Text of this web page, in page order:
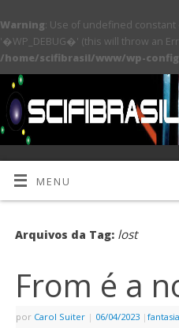
Warning: Use of undefined
'�WP_DEBUG�' (this will throw an
/home/scifibrasil/www/wp-
MENU
Arquivos da Tag: lost
From é a
por Carol Suiter | 06/04/2023 | fantasia